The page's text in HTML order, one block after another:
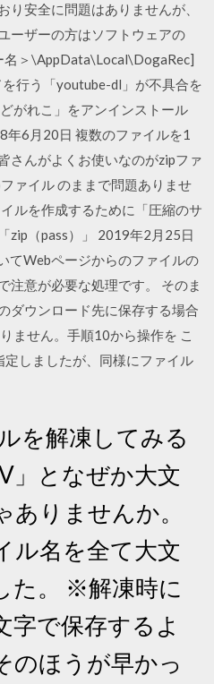
り安全に問題はありませんが、
ーザーの方はソフトウェアの
名＞\AppData\Local\DogaRec]
行う「youtube-dl」が不具合を
がれこ」をアンインストール
年6月20日 複数のファイルを1
さんがよくお使いなのがzipファ
ァイル のままで問題ありませ
ルを作成するために「圧縮のサ
zip（pass）」 2019年2月25日
てWebページからのファイルの
注意が必要な処理です。 そのま
ダウンロード先に保存する場合
ません。手順10から操作を こ
しましたが、同様にファイル
を解凍してみる
」となぜか大文
りませんか。
ル名を全て大文
た。 ※解凍時に
字で保存するよ
のほうが早かっ